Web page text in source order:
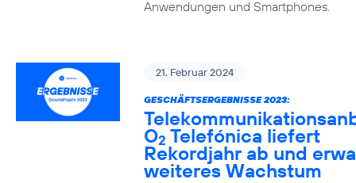
Anwendungen und Smartphones.
21. Februar 2024
GESCHÄFTSERGEBNISSE 2023:
O2 Telefónica liefert
Rekordjahr ab und
weiteres Wachstum